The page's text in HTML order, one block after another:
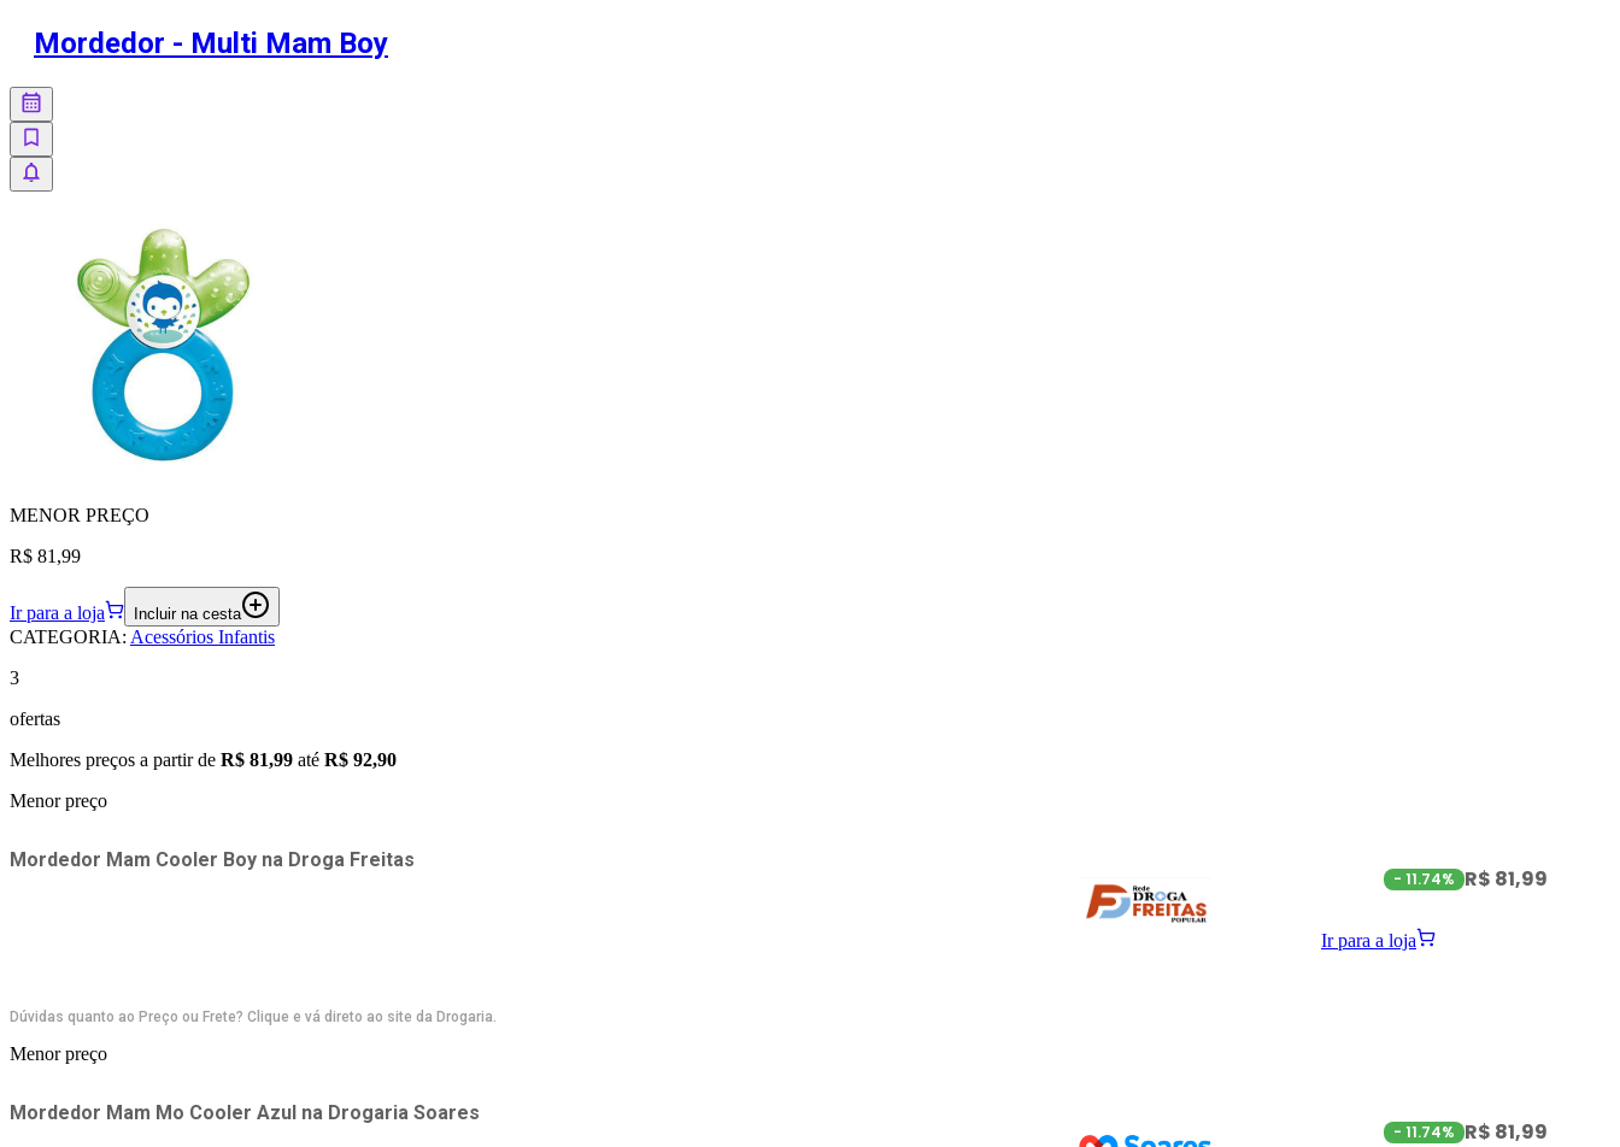
Mordedor - Multi Mam Boy
MENOR PREÇO
R$ 81,99
Ir para a loja Incluir na cesta
CATEGORIA: Acessórios Infantis
3
ofertas
Melhores preços a partir de R$ 81,99 até R$ 92,90
Menor preço
Mordedor Mam Cooler Boy na Droga Freitas
Dúvidas quanto ao Preço ou Frete? Clique e vá direto ao site da Drogaria.
- 11.74% R$ 81,99
Ir para a loja
Menor preço
Mordedor Mam Mo Cooler Azul na Drogaria Soares
- 11.74% R$ 81,99